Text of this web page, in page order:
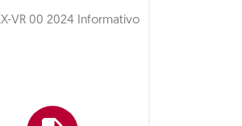
VR 00 2024 Informativo